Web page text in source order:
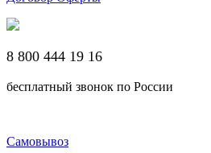
8 800 444 19 16
бесплатный звонок по России
Самовывоз